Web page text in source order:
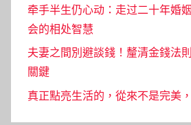
牵手半生仍心动：走过二十年婚
会的相处智慧
夫妻之間別避談錢！釐清金錢法
關鍵
真正點亮生活的，從來不是完美